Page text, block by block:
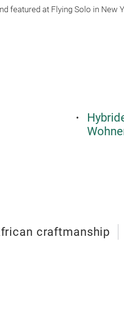
featured at Flying Solo in
craftmanship